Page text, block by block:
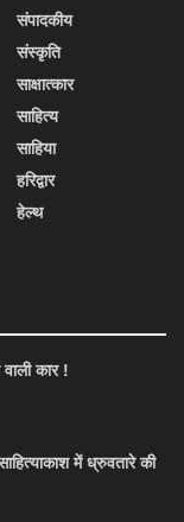
संपादकीय
संस्कृति
साक्षात्कार
साहित्य
साहिया
हरिद्वार
हेल्थ
कार !
में ध्रुवतारे की